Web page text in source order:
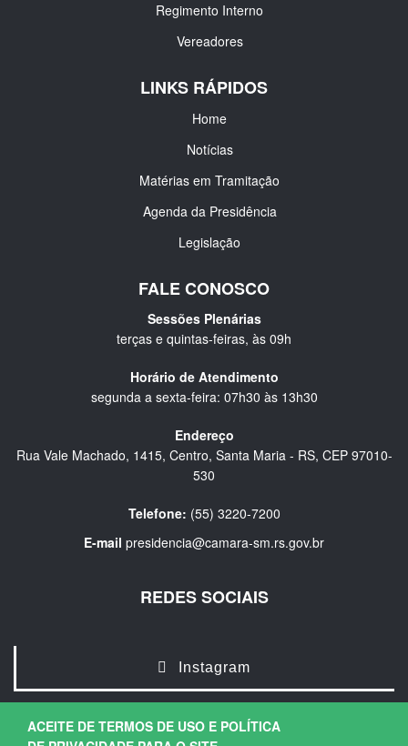
ACEITE DE TERMOS DE USO E POLÍTICA
Regimento Interno
Vereadores
LINKS RÁPIDOS
Home
Notícias
Matérias em Tramitação
Agenda da Presidência
Legislação
FALE CONOSCO
Sessões Plenárias
terças e quintas-feiras, às 09h
Horário de Atendimento
segunda a sexta-feira: 07h30 às 13h30
Endereço
Rua Vale Machado, 1415, Centro, Santa Maria - RS, CEP 97010-
530
Telefone: (55) 3220-7200
E-mail presidencia@camara-sm.rs.gov.br
REDES SOCIAIS
Instagram